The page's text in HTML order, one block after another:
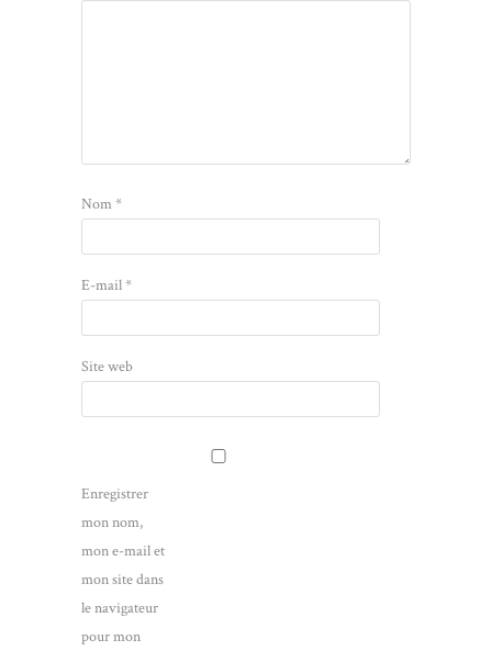
Nom*
E-mail*
Site web
Enregistrer
mon nom,
mon e-mail et
mon site dans
le navigateur
pour mon